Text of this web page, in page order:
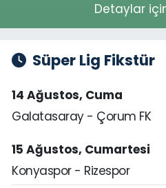
Detaylar
Süper Lig Fikstür
14 Ağustos, Cuma
Galatasaray - Çorum FK
15 Ağustos, Cumartesi
Konyaspor - Rizespor